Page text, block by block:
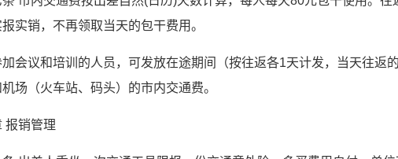
实销，不再领取当天的包干费用。
加会议和培训的人员，可发放在途期间（按往返各1天计发，当天往返
场（火车站、码头）的市内交通费。
报销管理